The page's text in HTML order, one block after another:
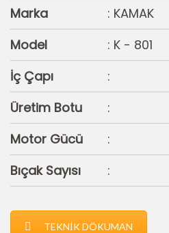
Marka
: KAMAK
Model
: K - 801
İç Çapı
:
Üretim Botu
:
Motor Gücü
:
Bıçak Sayısı
:
TEKNİK DÖKUMAN